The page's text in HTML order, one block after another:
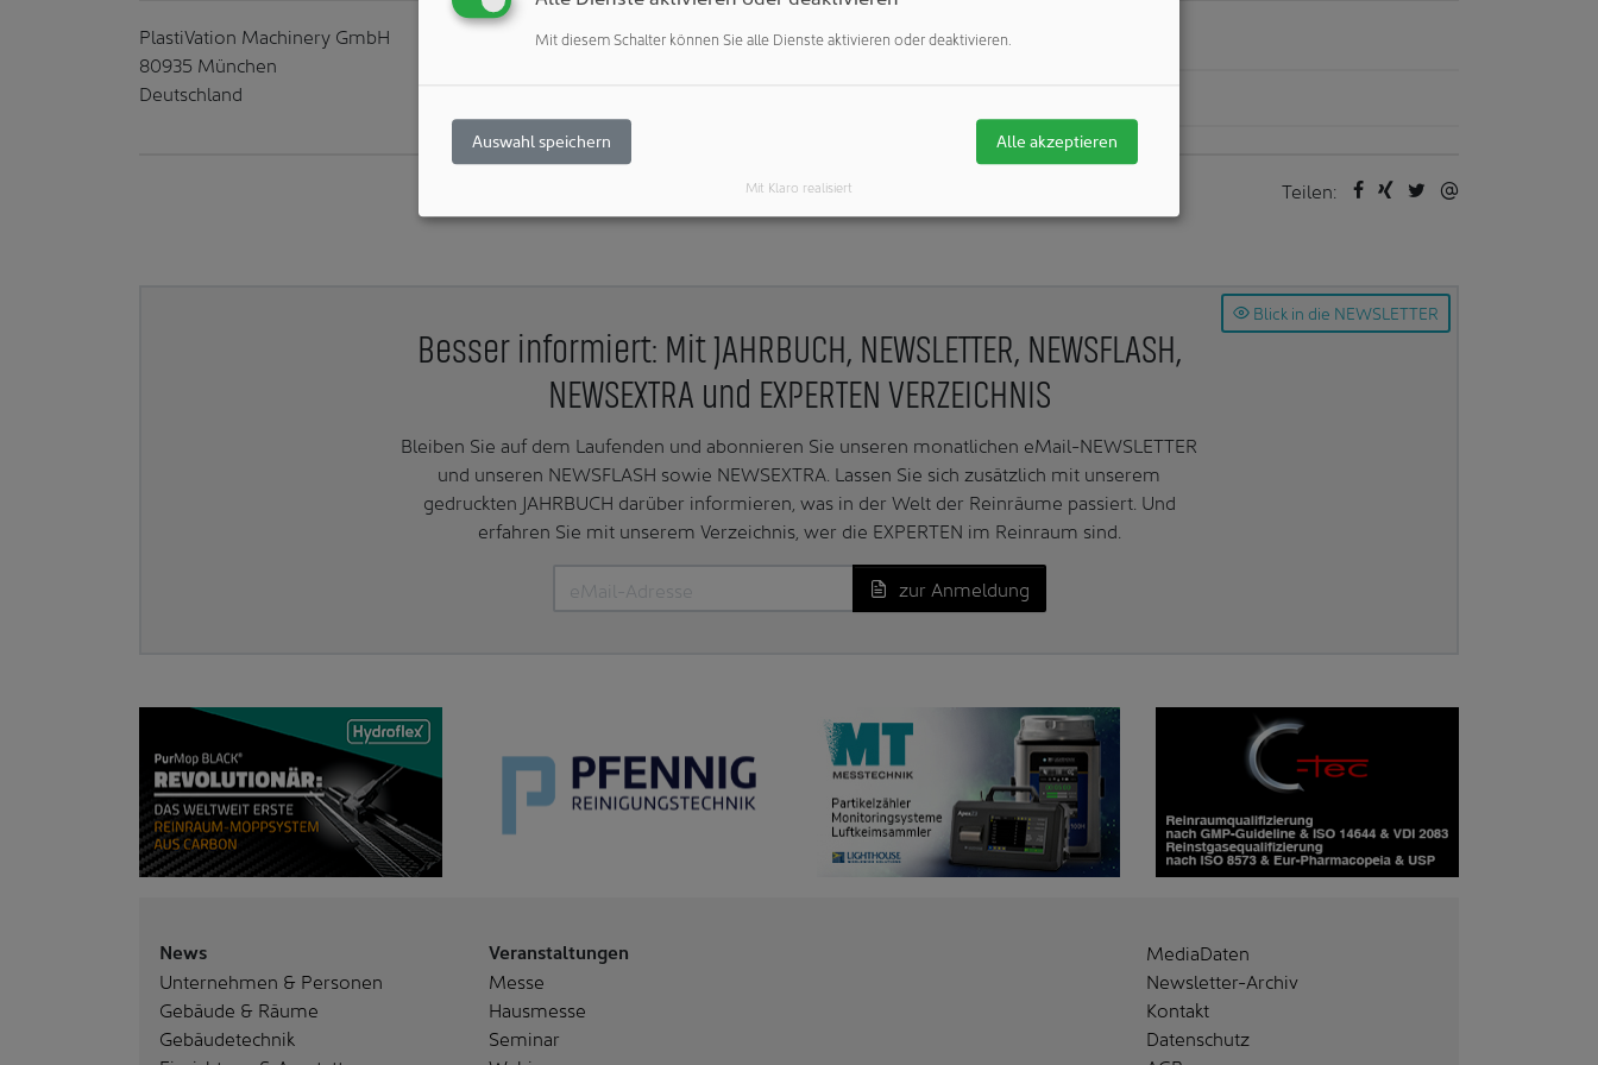
PlastiVation Machinery GmbH
80935 München
Deutschland
Veröffentlichungen: Weitere Veröffentlichungen dieses Unternehmens / Autors
Teilen:
Blick in die NEWSLETTER
Besser informiert: Mit JAHRBUCH, NEWSLETTER, NEWSFLASH,
NEWSEXTRA und EXPERTEN VERZEICHNIS
Bleiben Sie auf dem Laufenden und abonnieren Sie unseren monatlichen eMail-NEWSLETTER
und unseren NEWSFLASH sowie NEWSEXTRA. Lassen Sie sich zusätzlich mit unserem
gedruckten JAHRBUCH darüber informieren, was in der Welt der Reinräume passiert. Und
erfahren Sie mit unserem Verzeichnis, wer die EXPERTEN im Reinraum sind.
zur Anmeldung
News
Unternehmen & Personen
Gebäude & Räume
Gebäudetechnik
Veranstaltungen
Messe
Hausmesse
Seminar
MediaDaten
Newsletter-Archiv
Kontakt
Datenschutz
Mit diesem Schalter können Sie alle Dienste aktivieren oder deaktivieren.
Auswahl speichern Alle akzeptieren
Mit Klaro realisiert